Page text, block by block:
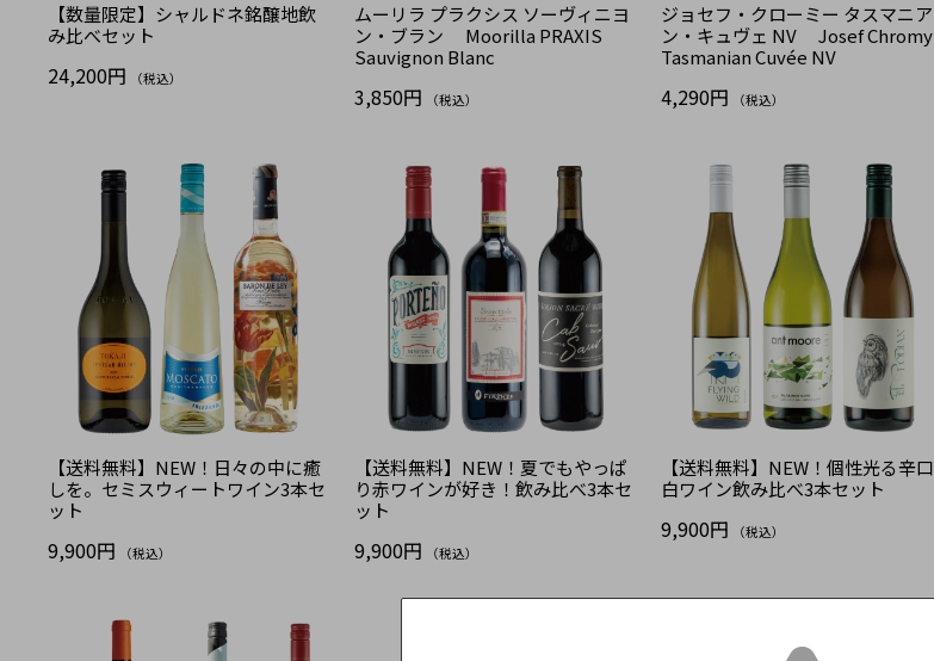
【数量限定】シャルドネ銘醸地飲
み比べセット
24,200円 （税込）
ムーリラ プラクシス ソーヴィニヨ
ン・ブラン Moorilla PRAXIS
Sauvignon Blanc
3,850円 （税込）
ジョセフ・クローミー タスマニア
ン・キュヴェ NV Josef Chromy
Tasmanian Cuvée NV
4,290円 （税込）
【送料無料】NEW！日々の中に癒
しを。セミスウィートワイン3本セ
ット
9,900円 （税込）
【送料無料】NEW！夏でもやっぱ
り赤ワインが好き！飲み比べ3本セ
ット
9,900円 （税込）
【送料無料】NEW！個性光る辛口
白ワイン飲み比べ3本セット
9,900円 （税込）